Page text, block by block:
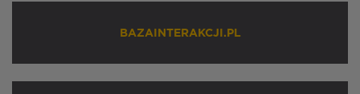
BAZAINTERAKCJI.PL